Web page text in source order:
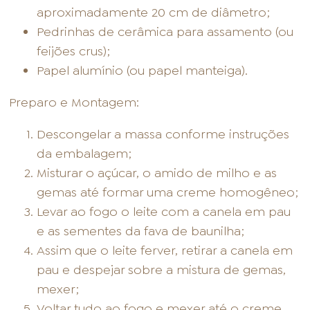
aproximadamente 20 cm de diâmetro;
Pedrinhas de cerâmica para assamento (ou
feijões crus);
Papel alumínio (ou papel manteiga).
Preparo e Montagem:
Descongelar a massa conforme instruções
da embalagem;
Misturar o açúcar, o amido de milho e as
gemas até formar uma creme homogêneo;
Levar ao fogo o leite com a canela em pau
e as sementes da fava de baunilha;
Assim que o leite ferver, retirar a canela em
pau e despejar sobre a mistura de gemas,
mexer;